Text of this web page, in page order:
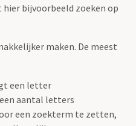
bijvoorbeeld zoeken op
maken. De meest
een letter
aantal letters
een zoekterm te zetten,